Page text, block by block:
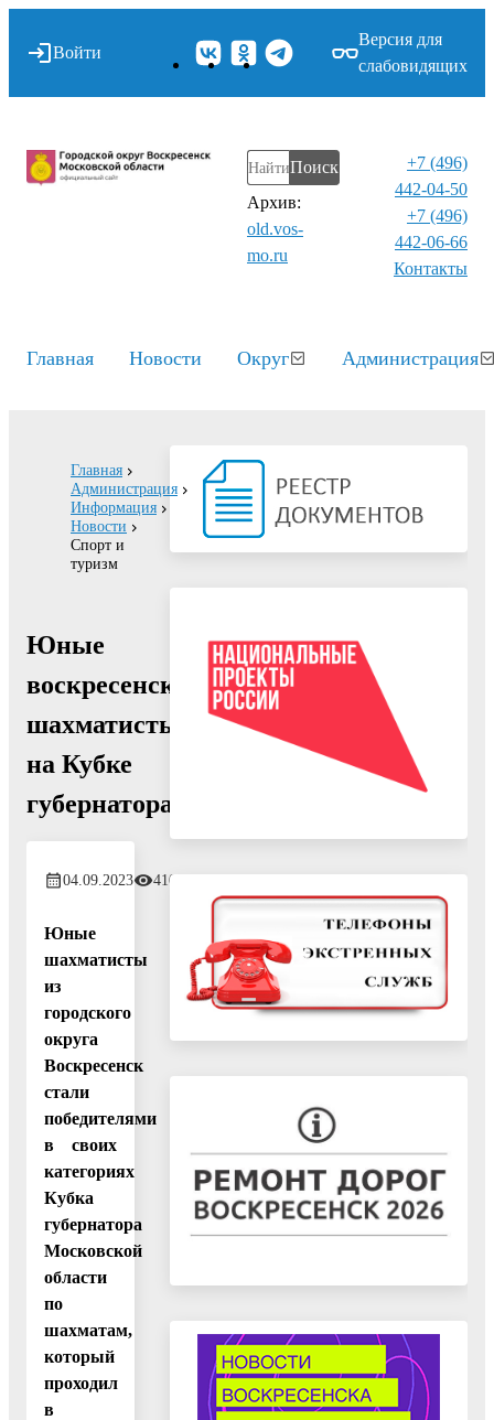
Войти
Версия для
слабовидящих
Поиск
Архив:
old.vos-
mo.ru
+7 (496)
442-04-50
+7 (496)
442-06-66
Контакты⁠
Главная Новости Округ Администрация
Главная
Администрация
Информация
Новости
Спорт и
туризм
Юные
воскресенские
шахматисты
на Кубке
губернатора
04.09.2023 410
Юные
шахматисты
из
городского
округа
Воскресенск
стали
победителями
в своих
категориях
Кубка
губернатора
Московской
области
по
шахматам,
который
проходил
в